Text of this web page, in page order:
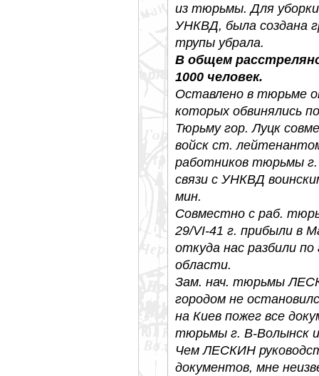
из тюрьмы. Для
УНКВД, была создана
трупы убрала.
В общем
1000 человек.
Оставлено в тюрьме
которых обвинялись
Тюрьму гор. Луцк
войск ст.
работников тюрьмы
связи с УНКВД
мин.
Совместно с раб.
29/VI-41 г. прибыли в
откуда нас разбили
области.
Зам. нач. тюрьмы
городом не
на Киев пожег все
тюрьмы г. В-Волынск
Чем ЛЕСКИН
документов, мне